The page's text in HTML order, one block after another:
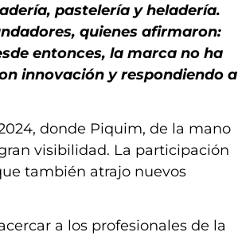
pastelería y heladería.
quienes afirmaron:
entonces, la marca no ha
innovación y respondiendo a
donde Piquim, de la mano
visibilidad. La participación
también atrajo nuevos
a los profesionales de la